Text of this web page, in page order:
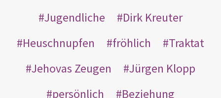
Jugendliche
Dirk Kreuter
Heuschnupfen
fröhlich
Traktat
Jehovas Zeugen
Jürgen Klopp
persönlich
Beziehung